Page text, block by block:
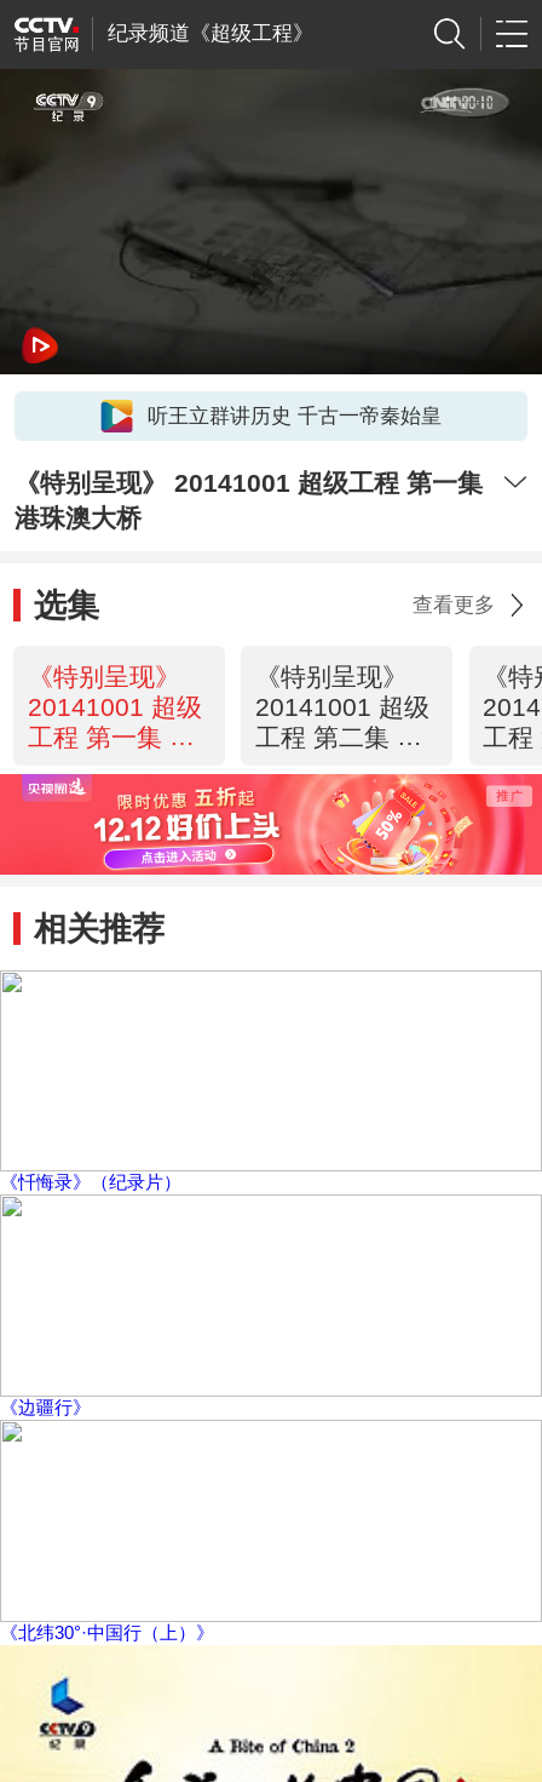
纪录频道《超级工程》
听王立群讲历史 千古一帝秦始皇
《特别呈现》 20141001 超级工程 第一集
港珠澳大桥
选集 查看更多
《特别呈现》
20141001 超级
工程 第一集 港
《特别呈现》
20141001 超级
工程 第二集 上
《
工程
相关推荐
《忏悔录》（纪录片）
《边疆行》
《北纬30°·中国行（上）》